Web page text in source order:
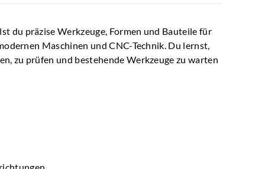
du präzise Werkzeuge, Formen und Bauteile für
Maschinen und CNC-Technik. Du lernst,
zu prüfen und bestehende Werkzeuge zu warten